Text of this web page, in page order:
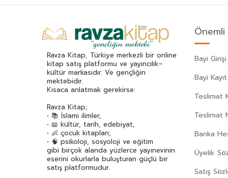
Ali Kuzu(42)
Andre Gide(43)
Anita Ganeri(32)
Anonim(300)
Antoine De Saint Exupery(174)
Anton Çehov
Aristoteles (Aristo)
Arthur Schopenhauer(77)
Asena Meriç(42)
Asım Uysal(36)
Asiye Aslı Aslaner
Ravza Kitap, Türkiye merkezli bir online
kitap satış platformu ve yayıncılık–
kültür markasıdır. Ve gençliğin
mektebidir.
Kısaca anlatmak gerekirse:
Ravza Kitap;
• 📚 İslami ilimler,
• 📖 kültür, tarih, edebiyat,
• 👶 çocuk kitapları,
• 🧠 psikoloji, sosyoloji ve eğitim
gibi birçok alanda yüzlerce yayınevinin
eserini okurlarla buluşturan güçlü bir
satış platformudur.
Bayi Girişi
Bayi Kayıt
Teslimat
Teslimat
Banka
Üyelik
Satış